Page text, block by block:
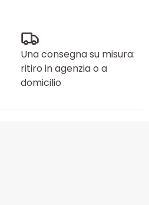
Una consegna su misura:
ritiro in agenzia o a
domicilio